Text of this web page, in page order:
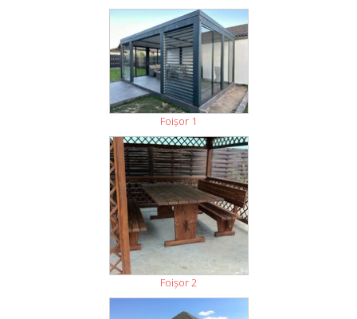
Foişor 1
Foişor 2